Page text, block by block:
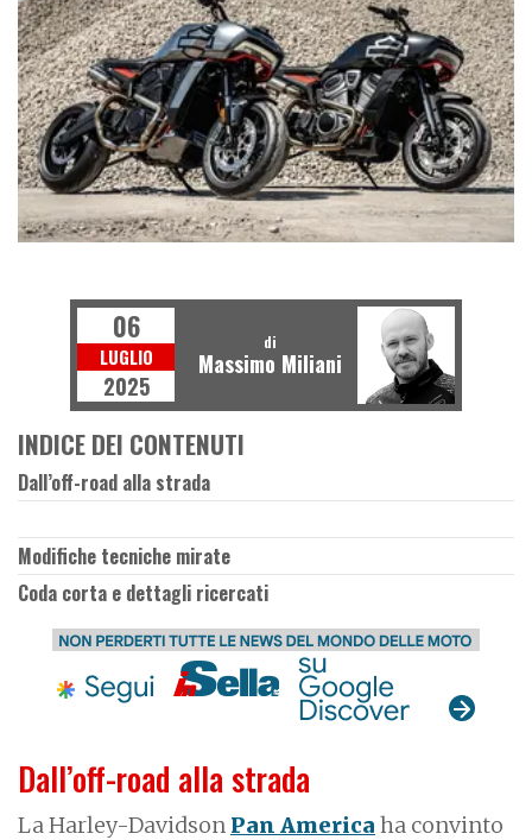
Dall’off-road alla strada
La Harley-Davidson Pan America ha convinto
06
LUGLIO
2025
di
Massimo Miliani
INDICE DEI CONTENUTI
Dall’off-road alla strada
Modifiche tecniche mirate
Coda corta e dettagli ricercati